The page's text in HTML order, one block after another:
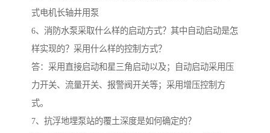
式电机长轴井用泵
6、消防水泵采取什么样的启动方式？其中自动启动是怎
样实现的？采用什么样的控制方式？
答：采用直接启动和星三角启动以及；自动启动采用压
力开关、流量开关、报警阀开关等；采用增压控制方
式。
7、抗浮地埋泵站的覆土深度是如何确定的？